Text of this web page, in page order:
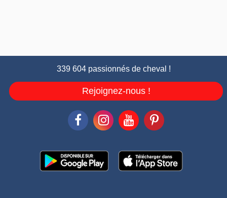
339 604 passionnés de cheval !
Rejoignez-nous !